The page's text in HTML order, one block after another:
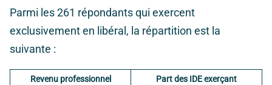
Parmi les 261 répondants qui exercent
exclusivement en libéral, la répartition est la
suivante :
Revenu professionnel
Part des IDE exerçant